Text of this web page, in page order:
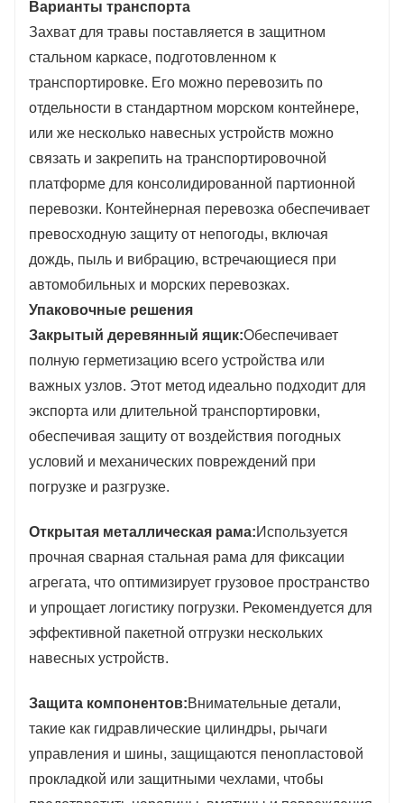
Варианты транспорта
Захват для травы поставляется в защитном
стальном каркасе, подготовленном к
транспортировке. Его можно перевозить по
отдельности в стандартном морском контейнере,
или же несколько навесных устройств можно
связать и закрепить на транспортировочной
платформе для консолидированной партионной
перевозки. Контейнерная перевозка обеспечивает
превосходную защиту от непогоды, включая
дождь, пыль и вибрацию, встречающиеся при
автомобильных и морских перевозках.
Упаковочные решения
Закрытый деревянный ящик:Обеспечивает
полную герметизацию всего устройства или
важных узлов. Этот метод идеально подходит для
экспорта или длительной транспортировки,
обеспечивая защиту от воздействия погодных
условий и механических повреждений при
погрузке и разгрузке.
Открытая металлическая рама:Используется
прочная сварная стальная рама для фиксации
агрегата, что оптимизирует грузовое пространство
и упрощает логистику погрузки. Рекомендуется для
эффективной пакетной отгрузки нескольких
навесных устройств.
Защита компонентов:Внимательные детали,
такие как гидравлические цилиндры, рычаги
управления и шины, защищаются пенопластовой
прокладкой или защитными чехлами, чтобы